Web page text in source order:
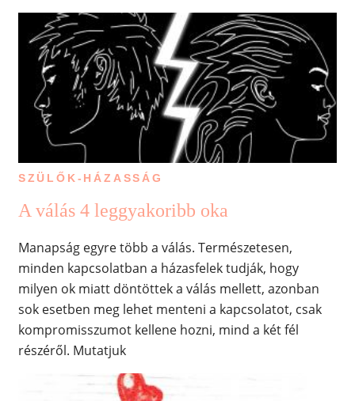
SZÜLŐK-HÁZASSÁG
A válás 4 leggyakoribb oka
Manapság egyre több a válás. Természetesen,
minden kapcsolatban a házasfelek tudják, hogy
milyen ok miatt döntöttek a válás mellett, azonban
sok esetben meg lehet menteni a kapcsolatot, csak
kompromisszumot kellene hozni, mind a két fél
részéről. Mutatjuk